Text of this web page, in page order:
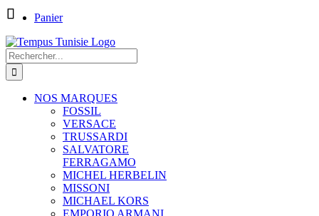
Passer
contenu
Panier
Rechercher:
NOS MARQUES
FOSSIL
VERSACE
TRUSSARDI
SALVATORE
FERRAGAMO
MICHEL HERBELIN
MISSONI
MICHAEL KORS
EMPORIO ARMANI